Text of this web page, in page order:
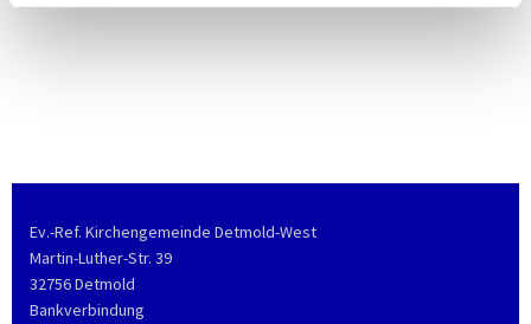
Ev.-Ref. Kirchengemeinde Detmold-West
Martin-Luther-Str. 39
32756 Detmold
Bankverbindung